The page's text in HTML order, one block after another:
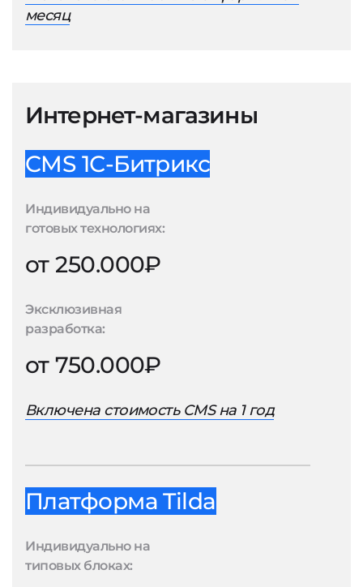
месяц
Интернет-магазины
CMS 1С-Битрикс
Индивидуально на
готовых технологиях:
от 250.000₽
Эксклюзивная
разработка:
от 750.000₽
Включена стоимость CMS на 1 год
Платформа Tilda
Индивидуально на
типовых блоках: